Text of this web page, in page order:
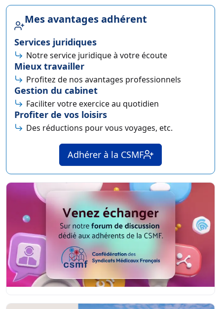
Mes avantages adhérent
Services juridiques
Notre service juridique à votre écoute
Mieux travailler
Profitez de nos avantages professionnels
Gestion du cabinet
Faciliter votre exercice au quotidien
Profiter de vos loisirs
Des réductions pour vous voyages, etc.
Adhérer à la CSMF